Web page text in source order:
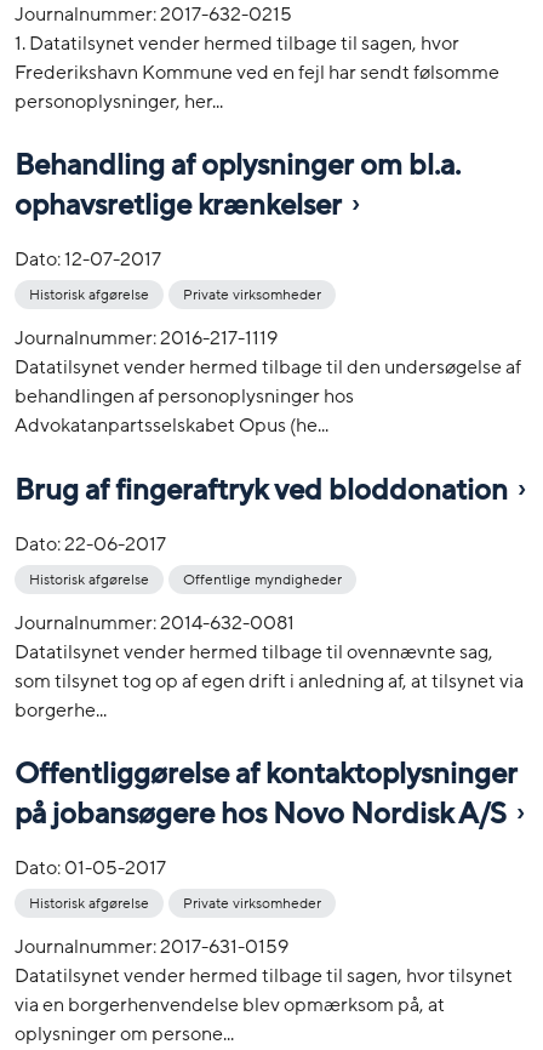
Journalnummer: 2017-632-0215
1. Datatilsynet vender hermed tilbage til sagen, hvor
Frederikshavn Kommune ved en fejl har sendt følsomme
personoplysninger, her...
Behandling af oplysninger om bl.a.
ophavsretlige krænkelser
Dato:12-07-2017
Historisk afgørelse Private virksomheder
Journalnummer: 2016-217-1119
Datatilsynet vender hermed tilbage til den undersøgelse af
behandlingen af personoplysninger hos
Advokatanpartsselskabet Opus (he...
Brug af fingeraftryk ved bloddonation
Dato:22-06-2017
Historisk afgørelse Offentlige myndigheder
Journalnummer: 2014-632-0081
Datatilsynet vender hermed tilbage til ovennævnte sag,
som tilsynet tog op af egen drift i anledning af, at tilsynet via
borgerhe...
Offentliggørelse af kontaktoplysninger
på jobansøgere hos Novo Nordisk A/S
Dato:01-05-2017
Historisk afgørelse Private virksomheder
Journalnummer: 2017-631-0159
Datatilsynet vender hermed tilbage til sagen, hvor tilsynet
via en borgerhenvendelse blev opmærksom på, at
oplysninger om persone...